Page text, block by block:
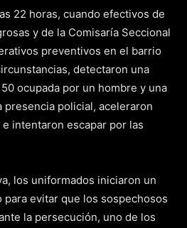
22 horas, cuando efectivos de
y de la Comisaría Seccional
preventivos en el barrio
detectaron una
ocupada por un hombre y una
presencia policial, aceleraron
intentaron escapar por las
los uniformados iniciaron un
evitar que los sospechosos
la persecución, uno de los